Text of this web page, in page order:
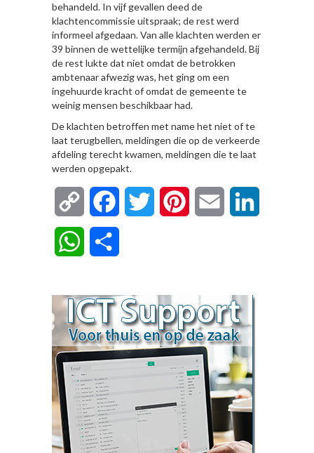
behandeld. In vijf gevallen deed de
klachtencommissie uitspraak; de rest werd
informeel afgedaan. Van alle klachten werden er
39 binnen de wettelijke termijn afgehandeld. Bij
de rest lukte dat niet omdat de betrokken
ambtenaar afwezig was, het ging om een
ingehuurde kracht of omdat de gemeente te
weinig mensen beschikbaar had.
De klachten betroffen met name het niet of te
laat terugbellen, meldingen die op de verkeerde
afdeling terecht kwamen, meldingen die te laat
werden opgepakt.
Copy
Link
FacebookTwitter Pinterest Email
WhatsApp